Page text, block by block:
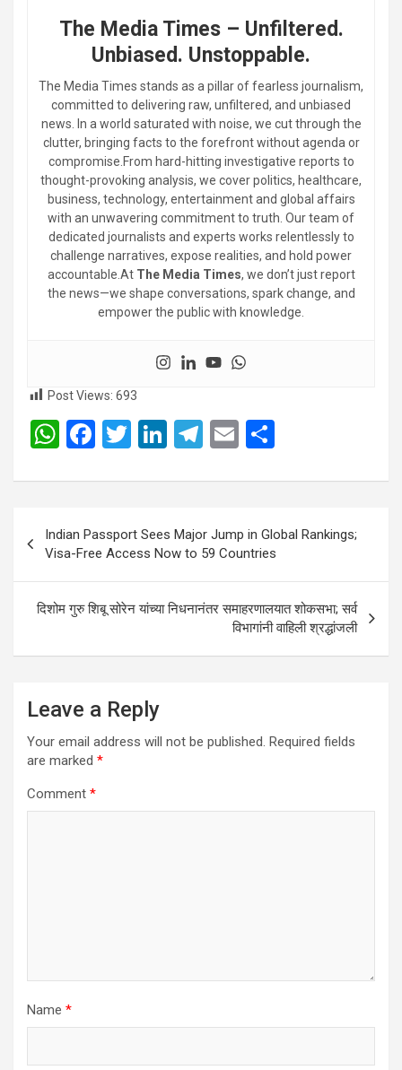
The Media Times – Unfiltered.
Unbiased. Unstoppable.
The Media Times stands as a pillar of fearless journalism,
committed to delivering raw, unfiltered, and unbiased
news. In a world saturated with noise, we cut through the
clutter, bringing facts to the forefront without agenda or
compromise.From hard-hitting investigative reports to
thought-provoking analysis, we cover politics, healthcare,
business, technology, entertainment and global affairs
with an unwavering commitment to truth. Our team of
dedicated journalists and experts works relentlessly to
challenge narratives, expose realities, and hold power
accountable.At The Media Times, we don’t just report
the news—we shape conversations, spark change, and
empower the public with knowledge.
Post Views: 693
W
at
s
A
p
p
F
ce
o
o
k
T
tt
er
Li
ke
dI
n
T
e
gr
a
m
E
ail ar
e
navigation
Indian Passport Sees Major Jump in Global Rankings;
Visa-Free Access Now to 59 Countries
दिशोम गुरु शिबू सोरेन यांच्या निधनानंतर समाहरणालयात शोकसभा; सर्व
विभागांनी वाहिली श्रद्धांजली
Leave a Reply
Your email address will not be published. Required fields
are marked *
Comment *
Name *